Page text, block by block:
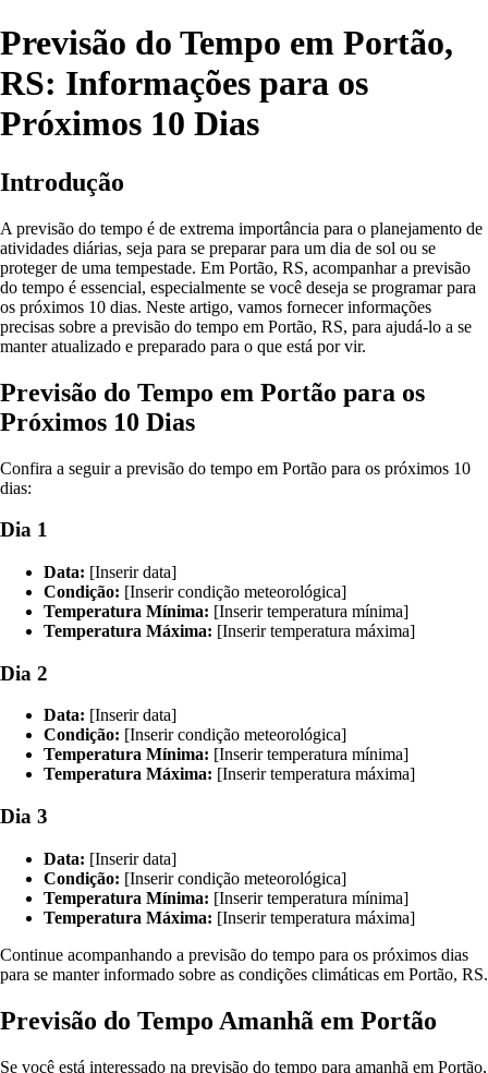
Previsão do Tempo em Portão,
RS: Informações para os
Próximos 10 Dias
Introdução
A previsão do tempo é de extrema importância para o planejamento de
atividades diárias, seja para se preparar para um dia de sol ou se
proteger de uma tempestade. Em Portão, RS, acompanhar a previsão
do tempo é essencial, especialmente se você deseja se programar para
os próximos 10 dias. Neste artigo, vamos fornecer informações
precisas sobre a previsão do tempo em Portão, RS, para ajudá-lo a se
manter atualizado e preparado para o que está por vir.
Previsão do Tempo em Portão para os
Próximos 10 Dias
Confira a seguir a previsão do tempo em Portão para os próximos 10
dias:
Dia 1
Data: [Inserir data]
Condição: [Inserir condição meteorológica]
Temperatura Mínima: [Inserir temperatura mínima]
Temperatura Máxima: [Inserir temperatura máxima]
Dia 2
Data: [Inserir data]
Condição: [Inserir condição meteorológica]
Temperatura Mínima: [Inserir temperatura mínima]
Temperatura Máxima: [Inserir temperatura máxima]
Dia 3
Data: [Inserir data]
Condição: [Inserir condição meteorológica]
Temperatura Mínima: [Inserir temperatura mínima]
Temperatura Máxima: [Inserir temperatura máxima]
Continue acompanhando a previsão do tempo para os próximos dias
para se manter informado sobre as condições climáticas em Portão, RS.
Previsão do Tempo Amanhã em Portão
Se você está interessado na previsão do tempo para amanhã em Portão,